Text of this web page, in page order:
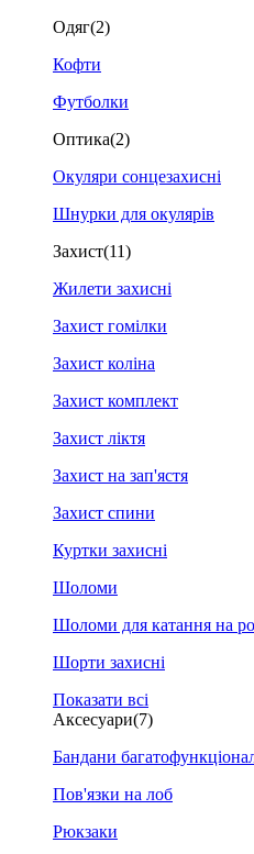
Одяг(2)
Кофти
Футболки
Оптика(2)
Окуляри сонцезахисні
Шнурки для окулярів
Захист(11)
Жилети захисні
Захист гомілки
Захист коліна
Захист комплект
Захист ліктя
Захист на зап'ястя
Захист спини
Куртки захисні
Шоломи
Шоломи для катання на
Шорти захисні
Показати всі
Аксесуари(7)
Бандани
Пов'язки на лоб
Рюкзаки